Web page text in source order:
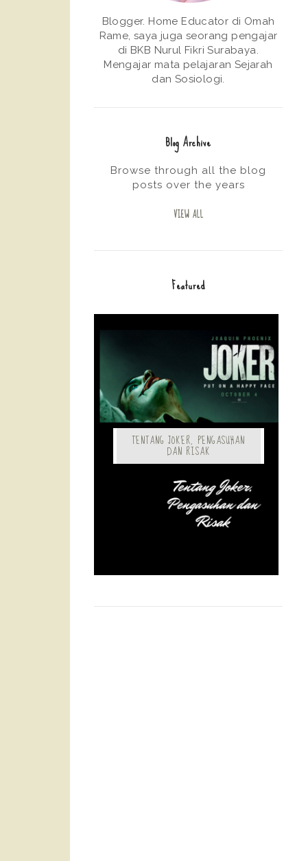
Blogger. Home Educator di Omah
Rame, saya juga seorang pengajar
di BKB Nurul Fikri Surabaya.
Mengajar mata pelajaran Sejarah
dan Sosiologi.
Blog Archive
Browse through all the blog
posts over the years
VIEW ALL
Featured
TENTANG JOKER, PENGASUHAN
DAN RISAK